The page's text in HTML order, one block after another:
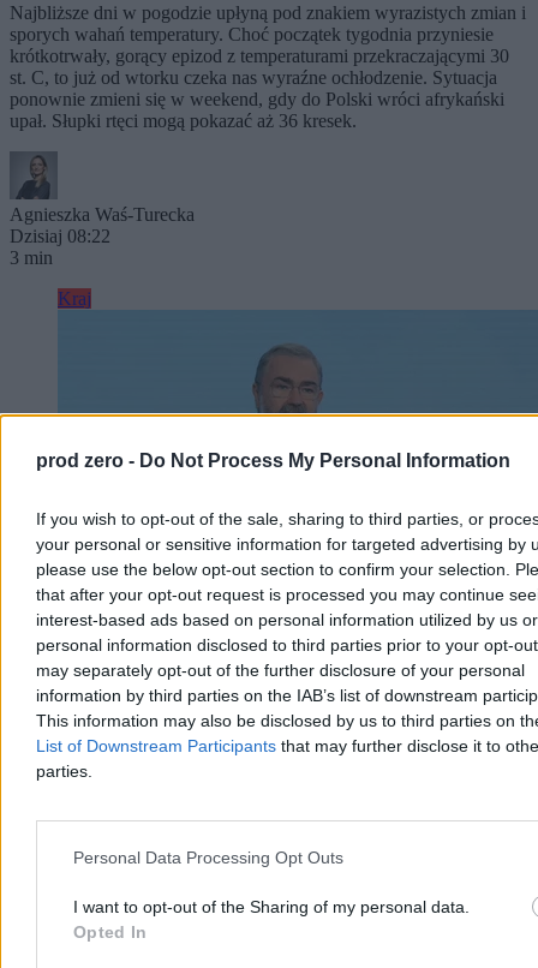
prod zero - Do Not Process My Personal Information
If you wish to opt-out of the sale, sharing to third parties, or
your personal or sensitive information for targeted advertising by
please use the below opt-out section to confirm your selection.
that after your opt-out request is processed you may continue
interest-based ads based on personal information utilized by us or
personal information disclosed to third parties prior to your opt-
may separately opt-out of the further disclosure of your personal
information by third parties on the IAB’s list of downstream
This information may also be disclosed by us to third parties on
List of Downstream Participants that may further disclose it to
parties.
Personal Data Processing Opt Outs
I want to opt-out of the Sharing of my personal data.
Opted In
Najbliższe dni w pogodzie upłyną pod znakiem wyrazistych zmian i
sporych wahań temperatury. Choć początek tygodnia przyniesie
krótkotrwały, gorący epizod z temperaturami przekraczającymi 30
st. C, to już od wtorku czeka nas wyraźne ochłodzenie. Sytuacja
ponownie zmieni się w weekend, gdy do Polski wróci afrykański
upał. Słupki rtęci mogą pokazać aż 36 kresek.
Agnieszka Waś-Turecka
Dzisiaj 08:22
3 min
Kraj
Morawiecki zakłada partię, a nadal go nie
wyrzucili. Karski: Liczyliśmy na opamiętanie
Choć Mateusz Morawiecki już zapowiedział, że najpóźniej do 15
października powoła nową partię, nadal pozostaje on formalnie
Zero.pl prof. Karol Karski, rzecznik dyscyplinarny PiS.